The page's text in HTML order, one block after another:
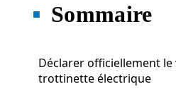
Sommaire
Déclarer officiellement le
trottinette électrique